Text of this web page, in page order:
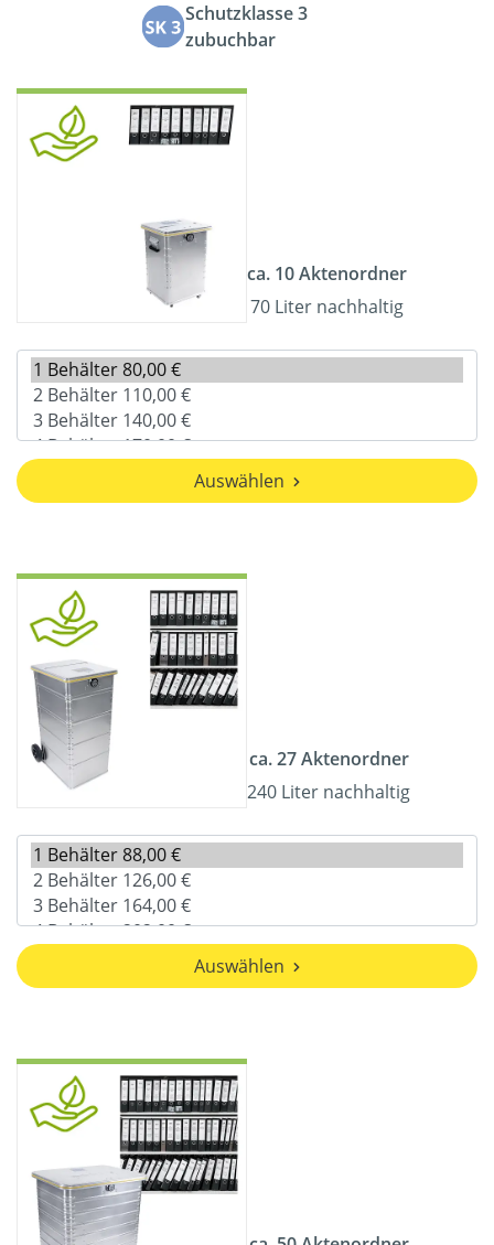
Schutzklasse 3
zubuchbar
ca. 10 Aktenordner
70 Liter nachhaltig
Auswählen
ca. 27 Aktenordner
240 Liter nachhaltig
Auswählen